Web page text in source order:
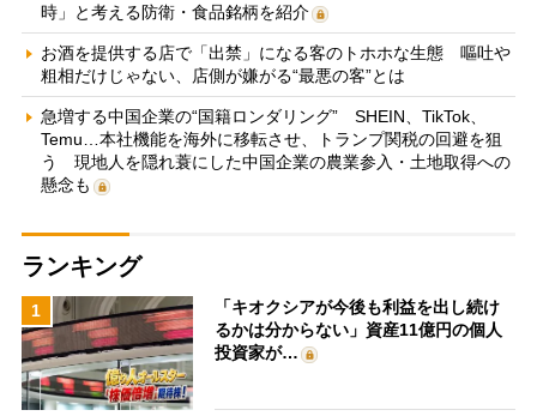
時」と考える防衛・食品銘柄を紹介
お酒を提供する店で「出禁」になる客のトホホな生態 嘔吐や
粗相だけじゃない、店側が嫌がる“最悪の客”とは
急増する中国企業の“国籍ロンダリング” SHEIN、TikTok、
Temu…本社機能を海外に移転させ、トランプ関税の回避を狙
う 現地人を隠れ蓑にした中国企業の農業参入・土地取得への
懸念も
ランキング
1
「キオクシアが今後も利益を出し続け
るかは分からない」資産11億円の個人
投資家が…